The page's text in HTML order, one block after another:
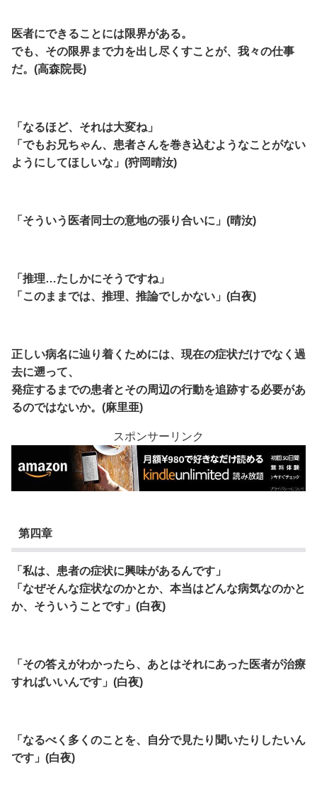
医者にできることには限界がある。
でも、その限界まで力を出し尽くすことが、我々の仕事
だ。(高森院長)
「なるほど、それは大変ね」
「でもお兄ちゃん、患者さんを巻き込むようなことがない
ようにしてほしいな」(狩岡晴汝)
「そういう医者同士の意地の張り合いに」(晴汝)
「推理…たしかにそうですね」
「このままでは、推理、推論でしかない」(白夜)
正しい病名に辿り着くためには、現在の症状だけでなく過
去に遡って、
発症するまでの患者とその周辺の行動を追跡する必要があ
るのではないか。(麻里亜)
スポンサーリンク
第四章
「私は、患者の症状に興味があるんです」
「なぜそんな症状なのかとか、本当はどんな病気なのかと
か、そういうことです」(白夜)
「その答えがわかったら、あとはそれにあった医者が治療
すればいいんです」(白夜)
「なるべく多くのことを、自分で見たり聞いたりしたいん
です」(白夜)